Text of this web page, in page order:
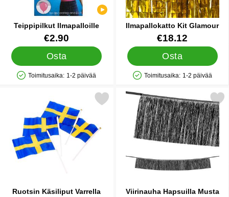
Teippipilkut Ilmapalloille
Tuote.nro 22428
€2.90
Osta
Saatavuus: Varastossa
Toimitusaika: 1-2 päivää
Ilmapallokatto Kit Glamour
Tuote.nro 45128
€18.12
Osta
Saatavuus: Varastossa
Toimitusaika: 1-2 päivää
Ruotsin Käsiliput Varrella
Merkitse ruotsin Käsiliput Varrella suosikiksi
Viirinauha Hapsuilla Musta
Merkitse viirinauha